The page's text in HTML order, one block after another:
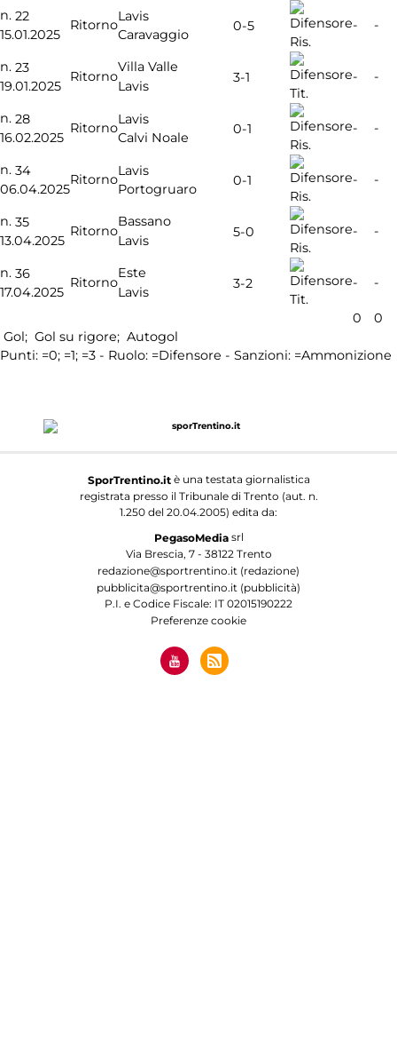
n. 22
15.01.2025
Ritorno
Lavis
Caravaggio
0-5
Ris.
- -
n. 23
19.01.2025
Ritorno
Villa Valle
Lavis
3-1
Tit.
- -
n. 28
16.02.2025
Ritorno
Lavis
Calvi Noale
0-1
Ris.
- -
n. 34
06.04.2025
Ritorno
Lavis
Portogruaro
0-1
Ris.
- -
n. 35
13.04.2025
Ritorno
Bassano
Lavis
5-0
Ris.
- -
n. 36
17.04.2025
Ritorno
Este
Lavis
3-2
Tit.
- -
0
0
Gol; Gol su rigore; Autogol
Punti: =0; =1; =3 - Ruolo: =Difensore - Sanzioni: =Ammonizione
SporTrentino.itè una testata giornalistica
registrata presso il Tribunale di Trento (aut. n.
1.250 del 20.04.2005) edita da:
PegasoMediasrl
Via Brescia, 7 - 38122 Trento
redazione@sportrentino.it (redazione)
pubblicita@sportrentino.it (pubblicità)
P.I. e Codice Fiscale: IT 02015190222
Preferenze cookie